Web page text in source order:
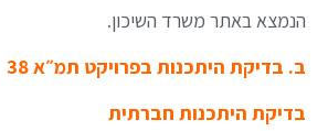
הנמצא באתר משרד השיכון.
ב. בדיקת היתכנות בפרויקט תמ״א 38
בדיקת היתכנות חברתית